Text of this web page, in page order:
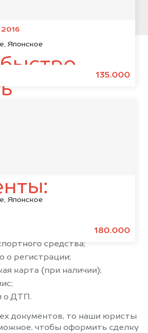
Японское
135.000
Японское
180.000
РФ;
средства;
о регистрации;
карта (при наличии);
о ДТП.
документов, то наши юристы
чтобы оформить сделку